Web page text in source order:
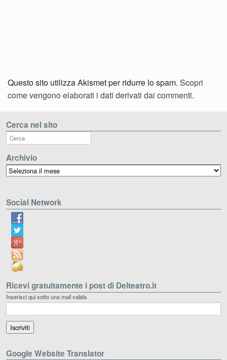
Questo sito utilizza Akismet per ridurre lo spam. Scopri
come vengono elaborati i dati derivati dai commenti.
Cerca nel sito
Archivio
Archivio
Social Network
Ricevi gratuitamente i post di Delteatro.it
Inserisci qui sotto una mail valida
Google Website Translator